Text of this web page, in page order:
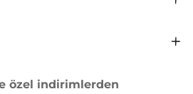
özel indirimlerden